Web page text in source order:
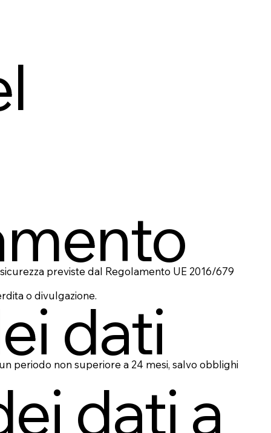
previste dal Regolamento UE 2016/679
o divulgazione.dati
periodo non superiore a 24 mesi, salvo obblighi
dati a